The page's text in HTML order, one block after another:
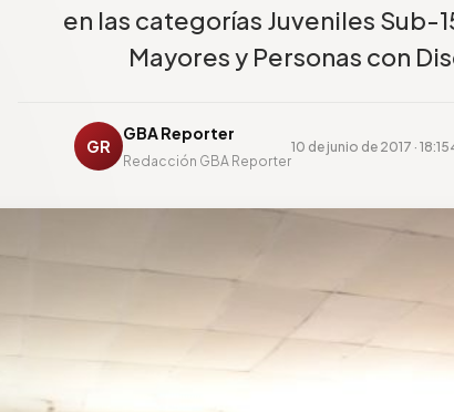
en las categorías Juveniles Sub-
Mayores y Personas con
GR
GBA Reporter
Redacción GBA Reporter
10 de junio de 2017 · 18:15